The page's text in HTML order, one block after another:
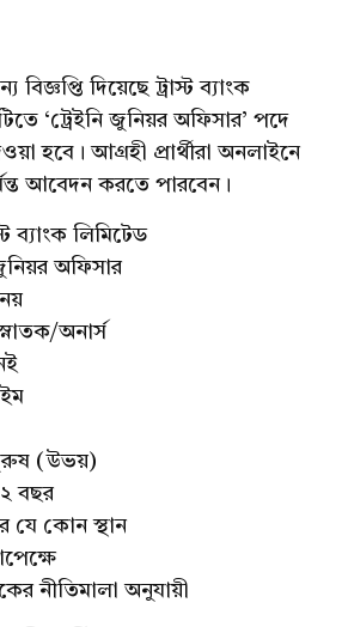
দিয়েছে ট্রাস্ট ব্যাংক
‘ট্রেইনি জুনিয়র অফিসার’ পদে
হবে। আগ্রহী প্রার্থীরা অনলাইনে
আবেদন করতে পারবেন।
ব্যাংক লিমিটেড
অফিসার
অনার্স
পুরুষ (উভয়)
বছর
যে কোন স্থান
নীতিমালা অনুযায়ী